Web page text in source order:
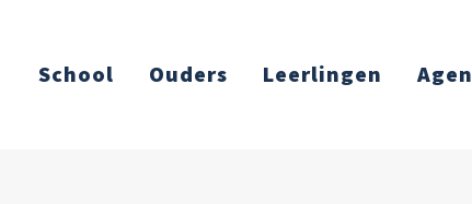
School Ouders Leerlingen